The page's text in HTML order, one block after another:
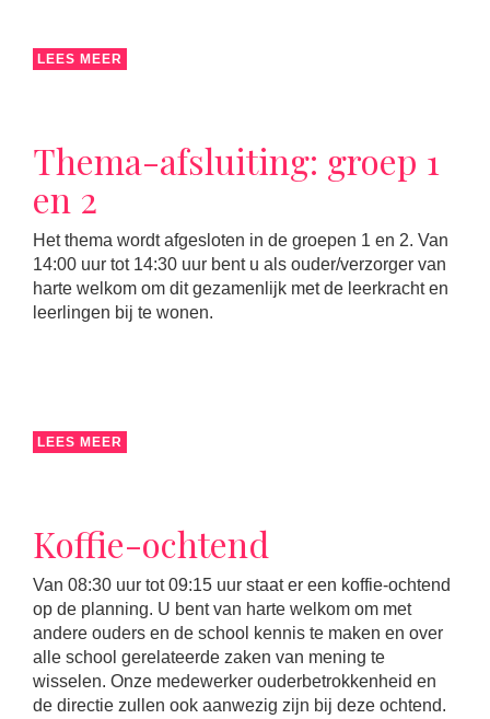
LEES MEER
Thema-afsluiting: groep 1
en 2
Het thema wordt afgesloten in de groepen 1 en 2. Van
14:00 uur tot 14:30 uur bent u als ouder/verzorger van
harte welkom om dit gezamenlijk met de leerkracht en
leerlingen bij te wonen.
LEES MEER
Koffie-ochtend
Van 08:30 uur tot 09:15 uur staat er een koffie-ochtend
op de planning. U bent van harte welkom om met
andere ouders en de school kennis te maken en over
alle school gerelateerde zaken van mening te
wisselen. Onze medewerker ouderbetrokkenheid en
de directie zullen ook aanwezig zijn bij deze ochtend.